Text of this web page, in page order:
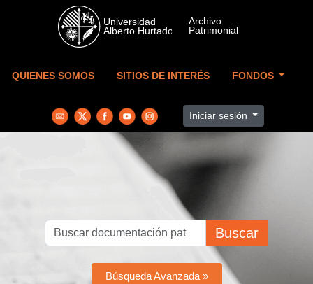
Skip to main content
QUIENES SOMOS SITIOS DE INTERÉS FONDOS
Iniciar sesión
Buscar
Búsqueda Avanzada »